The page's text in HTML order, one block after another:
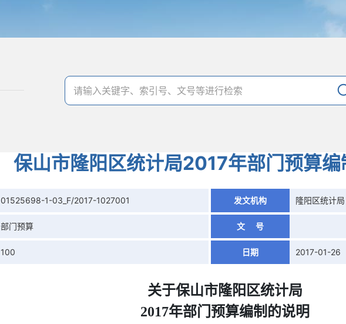
保山市隆阳区统计局2017年部门预算编
01525698-1-03_F/2017-1027001 发文机构 隆阳区统计局
部门预算 文 号
100 日期 2017-01-26
关于保山市隆阳区统计局
2017年部门预算编制的说明